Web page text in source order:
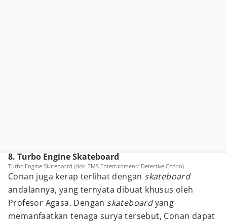
8. Turbo Engine Skateboard
Turbo Engine Skateboard (dok. TMS Entertainment/ Detective Conan)
Conan juga kerap terlihat dengan skateboard
andalannya, yang ternyata dibuat khusus oleh
Profesor Agasa. Dengan skateboardyang
memanfaatkan tenaga surya tersebut, Conan dapat